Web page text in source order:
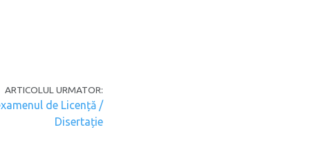
ARTICOLUL URMATOR:
de Licență /
Disertație